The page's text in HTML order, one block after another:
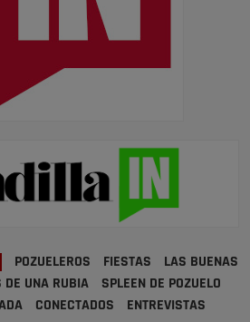
POZUELEROS FIESTAS
LAS BUENAS
DE UNA RUBIA
SPLEEN DE POZUELO
CONECTADOS ENTREVISTAS